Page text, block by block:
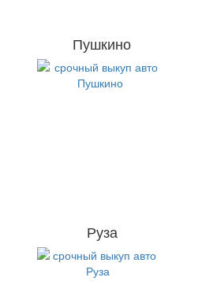
Пушкино
Руза